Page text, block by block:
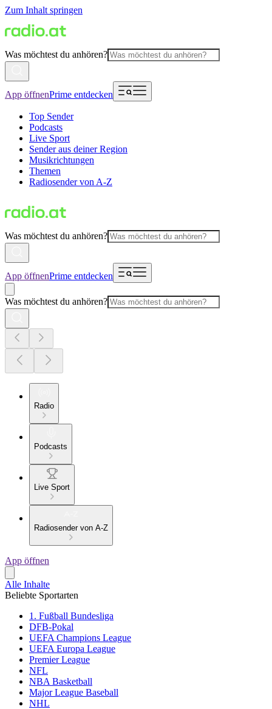
Zum Inhalt springen
Was möchtest du anhören?
App öffnenPrime entdecken
Top Sender
Podcasts
Live Sport
Sender aus deiner Region
Musikrichtungen
Themen
Radiosender von A-Z
Was möchtest du anhören?
App öffnenPrime entdecken
Was möchtest du anhören?
Radio
Podcasts
Live Sport
Radiosender von A-Z
App öffnen
Alle Inhalte
Beliebte Sportarten
1. Fußball Bundesliga
DFB-Pokal
UEFA Champions League
UEFA Europa League
Premier League
NFL
NBA Basketball
Major League Baseball
NHL